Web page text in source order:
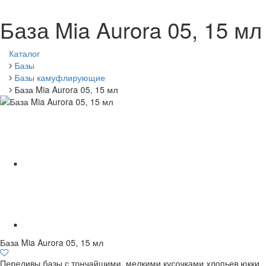
База Mia Aurora 05, 15 мл
Каталог
Базы
Базы камуфлирующие
База Mia Aurora 05, 15 мл
База Mia Aurora 05, 15 мл
Переливы базы с тончайшими, мелкими кусочками хлопьев юкки